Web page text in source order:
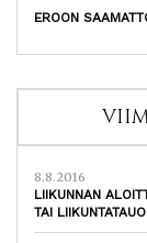
EROON
8.8.2016
LIIKUNNAN
TAI